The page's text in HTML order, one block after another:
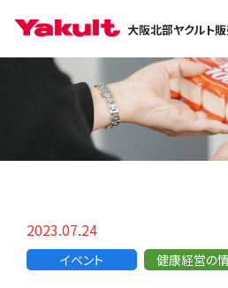
大阪北部ヤクルト
2023.07.24
イベント 健康経営の